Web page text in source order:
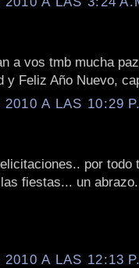
a vos tmb mucha
y Feliz Año Nuevo,
A LAS 10:29
por todo
fiestas... un
A LAS 12:13